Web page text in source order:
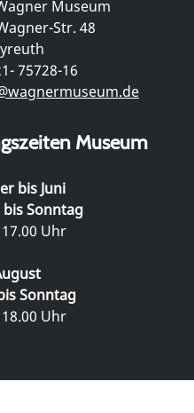
Museum
Str. 48
75728-16
Museum
bis Juni
Sonntag
Uhr
Sonntag
Uhr